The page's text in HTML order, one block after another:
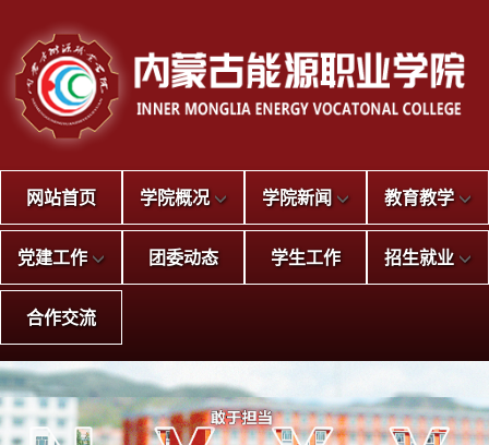
网站首页 学院概况 学院新闻 教育教学
党建工作 团委动态 学生工作 招生就业
合作交流